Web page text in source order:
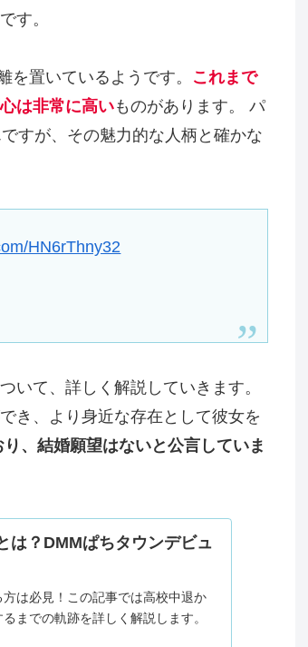
す。
置いているようです。 これまで
は非常に高いものがあります。 パ
すが、その魅力的な人柄と確かな
HN6rThny32
いて、詳しく解説していきます。
き、より身近な存在として彼女を
、結婚願望はないと公言していま
は？DMMぱちタウンデビュ
は必見！この記事では高校中退か
までの軌跡を詳しく解説します。